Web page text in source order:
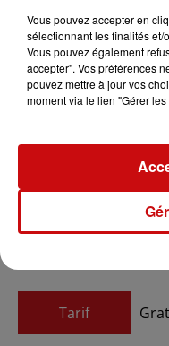
d’égalité.
du
au
Tarif
Vous pouvez accepter en
sélectionnant les finalités et/
Vous pouvez également
accepter". Vos préférences
pouvez mettre à jour vos
moment via le lien "Gérer